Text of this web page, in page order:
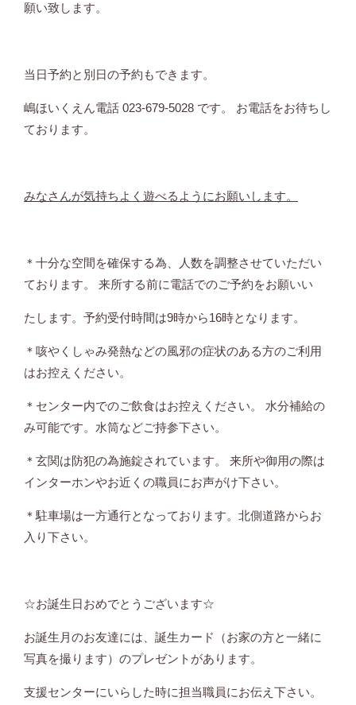
願い致します。
当日予約と別日の予約もできます。
嶋ほいくえん電話 023-679-5028‎‎ です。 お電話をお待ちし
ております。
みなさんが気持ちよく遊べるようにお願いします。
＊十分な空間を確保する為、人数を調整させていただい
ております。 来所する前に電話でのご予約をお願いい
たします。予約受付時間は9時から16時となります。
＊咳やくしゃみ発熱などの風邪の症状のある方のご利用
はお控えください。
＊センター内でのご飲食はお控えください。 水分補給の
み可能です。 水筒などご持参下さい。
＊玄関は防犯の為施錠されています。 来所や御用の際は
インターホンやお近くの職員にお声がけ下さい。
＊駐車場は一方通行となっております。北側道路からお
入り下さい。
☆お誕生日おめでとうございます☆
お誕生月のお友達には、誕生カード（お家の方と一緒に
写真を撮ります）のプレゼントがあります。
支援センターにいらした時に担当職員にお伝え下さい。